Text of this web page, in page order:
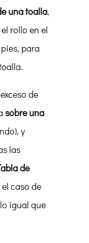
una toalla,
rollo en el
para
de
sobre una
y
las
de
el caso de
igual que